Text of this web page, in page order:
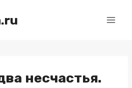
несчастья.